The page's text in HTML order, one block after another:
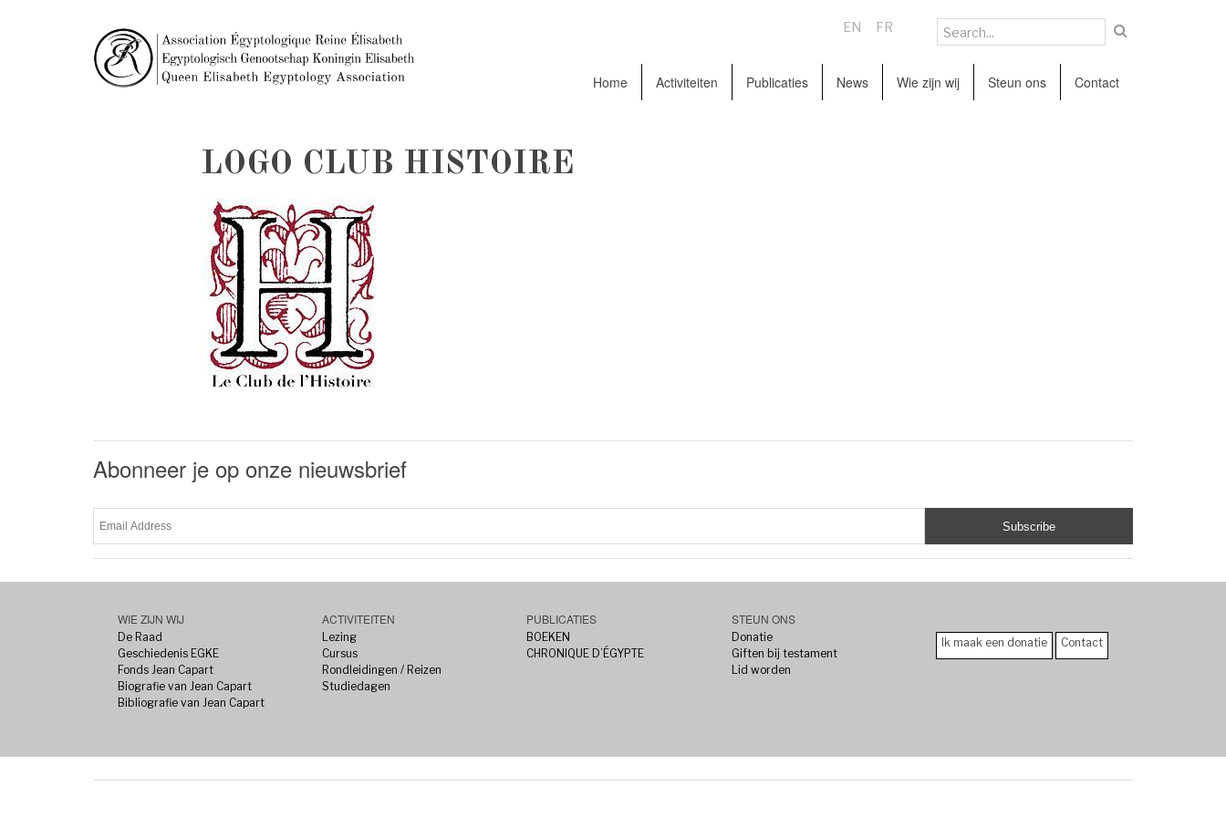
Home Activiteiten Publicaties News Wie zijn wij Steun ons Contact
EN FR
LOGO CLUB HISTOIRE
Abonneer je op onze nieuwsbrief
WIE ZIJN WIJ
De Raad
Geschiedenis EGKE
Fonds Jean Capart
Biografie van Jean Capart
Bibliografie van Jean Capart
ACTIVITEITEN
Lezing
Cursus
Rondleidingen / Reizen
Studiedagen
PUBLICATIES
BOEKEN
CHRONIQUE D’ÉGYPTE
STEUN ONS
Donatie
Giften bij testament
Lid worden
Ik maak een donatie Contact